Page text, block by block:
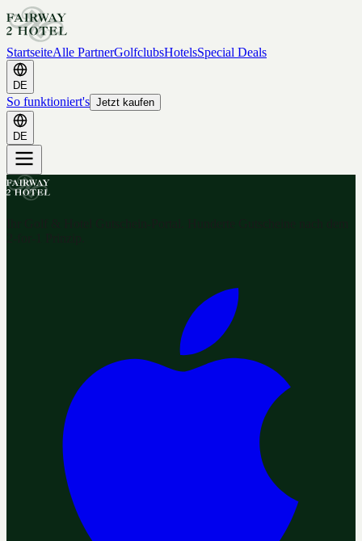
StartseiteAlle PartnerGolfclubsHotelsSpecial Deals
DE
So funktioniert's Jetzt kaufen
DE